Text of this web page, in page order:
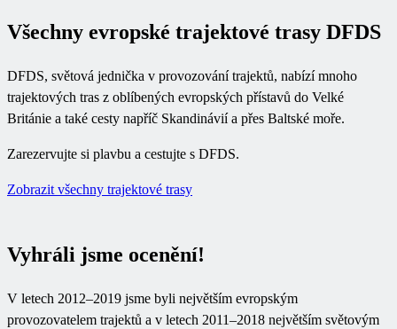
Všechny evropské trajektové trasy DFDS
DFDS, světová jednička v provozování trajektů, nabízí mnoho
trajektových tras z oblíbených evropských přístavů do Velké
Británie a také cesty napříč Skandinávií a přes Baltské moře.
Zarezervujte si plavbu a cestujte s DFDS.
Zobrazit všechny trajektové trasy
Vyhráli jsme ocenění!
V letech 2012–2019 jsme byli největším evropským
provozovatelem trajektů a v letech 2011–2018 největším světovým